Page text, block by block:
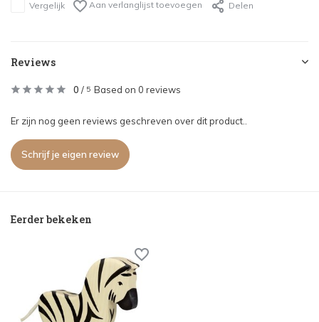
Vergelijk Aan verlanglijst toevoegen Delen
Reviews
0 / 5 Based on 0 reviews
Er zijn nog geen reviews geschreven over dit product..
Schrijf je eigen review
Eerder bekeken